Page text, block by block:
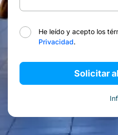
He leído y acepto los
Privacidad.
Solicitar